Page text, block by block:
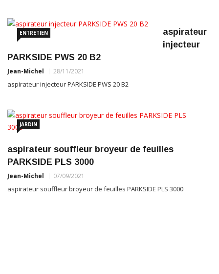
ENTRETIEN
aspirateur
injecteur
PARKSIDE PWS 20 B2
Jean-Michel 28/11/2021
aspirateur injecteur PARKSIDE PWS 20 B2
JARDIN
aspirateur souffleur broyeur de feuilles
PARKSIDE PLS 3000
Jean-Michel 07/09/2021
aspirateur souffleur broyeur de feuilles PARKSIDE PLS 3000